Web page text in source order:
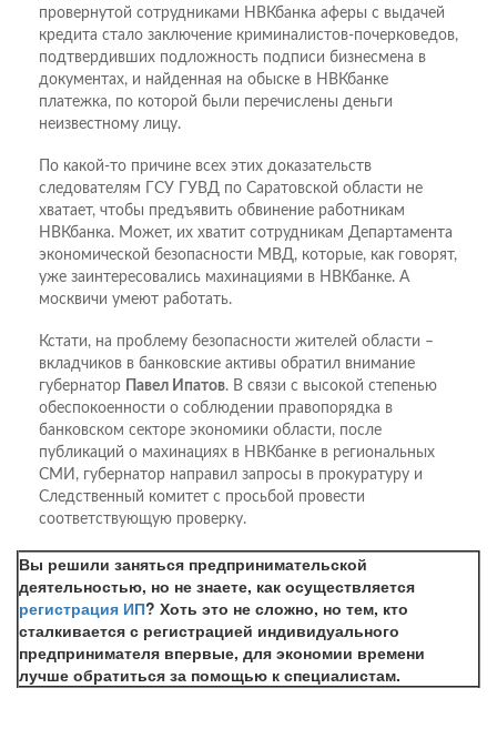
провернутой сотрудниками НВКбанка аферы с выдачей
кредита стало заключение криминалистов-почерковедов,
подтвердивших подложность подписи бизнесмена в
документах, и найденная на обыске в НВКбанке
платежка, по которой были перечислены деньги
неизвестному лицу.
По какой-то причине всех этих доказательств
следователям ГСУ ГУВД по Саратовской области не
хватает, чтобы предъявить обвинение работникам
НВКбанка. Может, их хватит сотрудникам Департамента
экономической безопасности МВД, которые, как говорят,
уже заинтересовались махинациями в НВКбанке. А
москвичи умеют работать.
Кстати, на проблему безопасности жителей области –
вкладчиков в банковские активы обратил внимание
губернатор Павел Ипатов. В связи с высокой степенью
обеспокоенности о соблюдении правопорядка в
банковском секторе экономики области, после
публикаций о махинациях в НВКбанке в региональных
СМИ, губернатор направил запросы в прокуратуру и
Следственный комитет с просьбой провести
соответствующую проверку.
Вы решили заняться предпринимательской
деятельностью, но не знаете, как осуществляется
регистрация ИП? Хоть это не сложно, но тем, кто
сталкивается с регистрацией индивидуального
предпринимателя впервые, для экономии времени
лучше обратиться за помощью к специалистам.